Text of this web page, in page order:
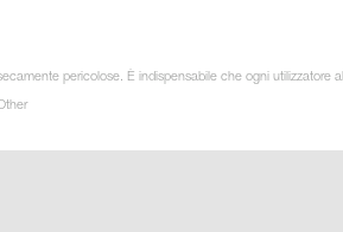
pericolose. È indispensabile che ogni utilizzatore